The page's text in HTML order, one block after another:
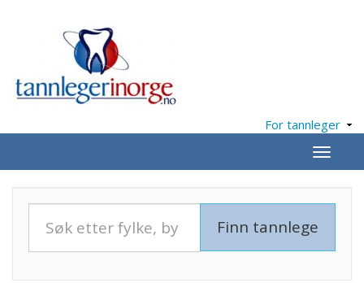
For tannleger
Meny